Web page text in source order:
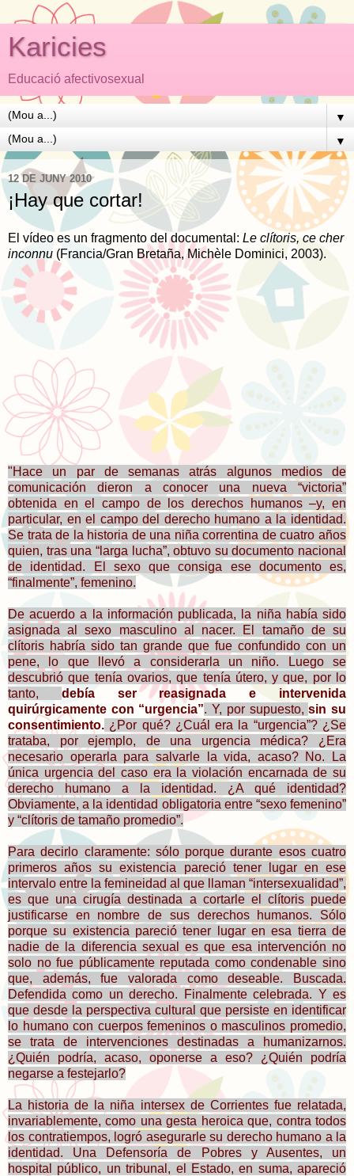
Karicies
Educació afectivosexual
▼
▼
12 DE JUNY 2010
¡Hay que cortar!
El vídeo es un fragmento del documental: Le clítoris, ce cher
inconnu (Francia/Gran Bretaña, Michèle Dominici, 2003).
"Hace un par de semanas atrás algunos medios de
comunicación dieron a conocer una nueva “victoria”
obtenida en el campo de los derechos humanos –y, en
particular, en el campo del derecho humano a la identidad.
Se trata de la historia de una niña correntina de cuatro años
quien, tras una “larga lucha”, obtuvo su documento nacional
de identidad. El sexo que consiga ese documento es,
“finalmente”, femenino.
De acuerdo a la información publicada, la niña había sido
asignada al sexo masculino al nacer. El tamaño de su
clítoris habría sido tan grande que fue confundido con un
pene, lo que llevó a considerarla un niño. Luego se
descubrió que tenía ovarios, que tenía útero, y que, por lo
tanto, debía ser reasignada e intervenida
quirúrgicamente con “urgencia”. Y, por supuesto,sin su
consentimiento. ¿Por qué? ¿Cuál era la “urgencia”? ¿Se
trataba, por ejemplo, de una urgencia médica? ¿Era
necesario operarla para salvarle la vida, acaso? No. La
única urgencia del caso era la violación encarnada de su
derecho humano a la identidad. ¿A qué identidad?
Obviamente, a la identidad obligatoria entre “sexo femenino”
y “clítoris de tamaño promedio”.
Para decirlo claramente: sólo porque durante esos cuatro
primeros años su existencia pareció tener lugar en ese
intervalo entre la femineidad al que llaman “intersexualidad”,
es que una cirugía destinada a cortarle el clítoris puede
justificarse en nombre de sus derechos humanos. Sólo
porque su existencia pareció tener lugar en esa tierra de
nadie de la diferencia sexual es que esa intervención no
solo no fue públicamente reputada como condenable sino
que, además, fue valorada como deseable. Buscada.
Defendida como un derecho. Finalmente celebrada. Y es
que desde la perspectiva cultural que persiste en identificar
lo humano con cuerpos femeninos o masculinos promedio,
se trata de intervenciones destinadas a humanizarnos.
¿Quién podría, acaso, oponerse a eso? ¿Quién podría
negarse a festejarlo?
La historia de la niña intersex de Corrientes fue relatada,
invariablemente, como una gesta heroica que, contra todos
los contratiempos, logró asegurarle su derecho humano a la
identidad. Una Defensoría de Pobres y Ausentes, un
hospital público, un tribunal, el Estado, en suma, apareció